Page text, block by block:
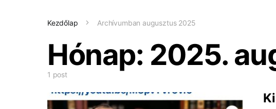
Kezdőlap Archívumban augusztus 2025
Hónap: 2025.
1 post